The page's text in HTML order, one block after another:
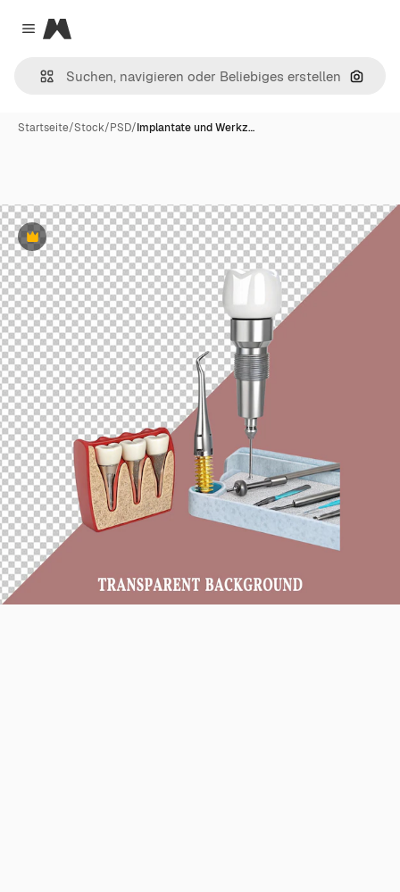
Close menu
Magnific
Nach
Startseite/Stock/PSD/Implantate und Werkz…
Premium